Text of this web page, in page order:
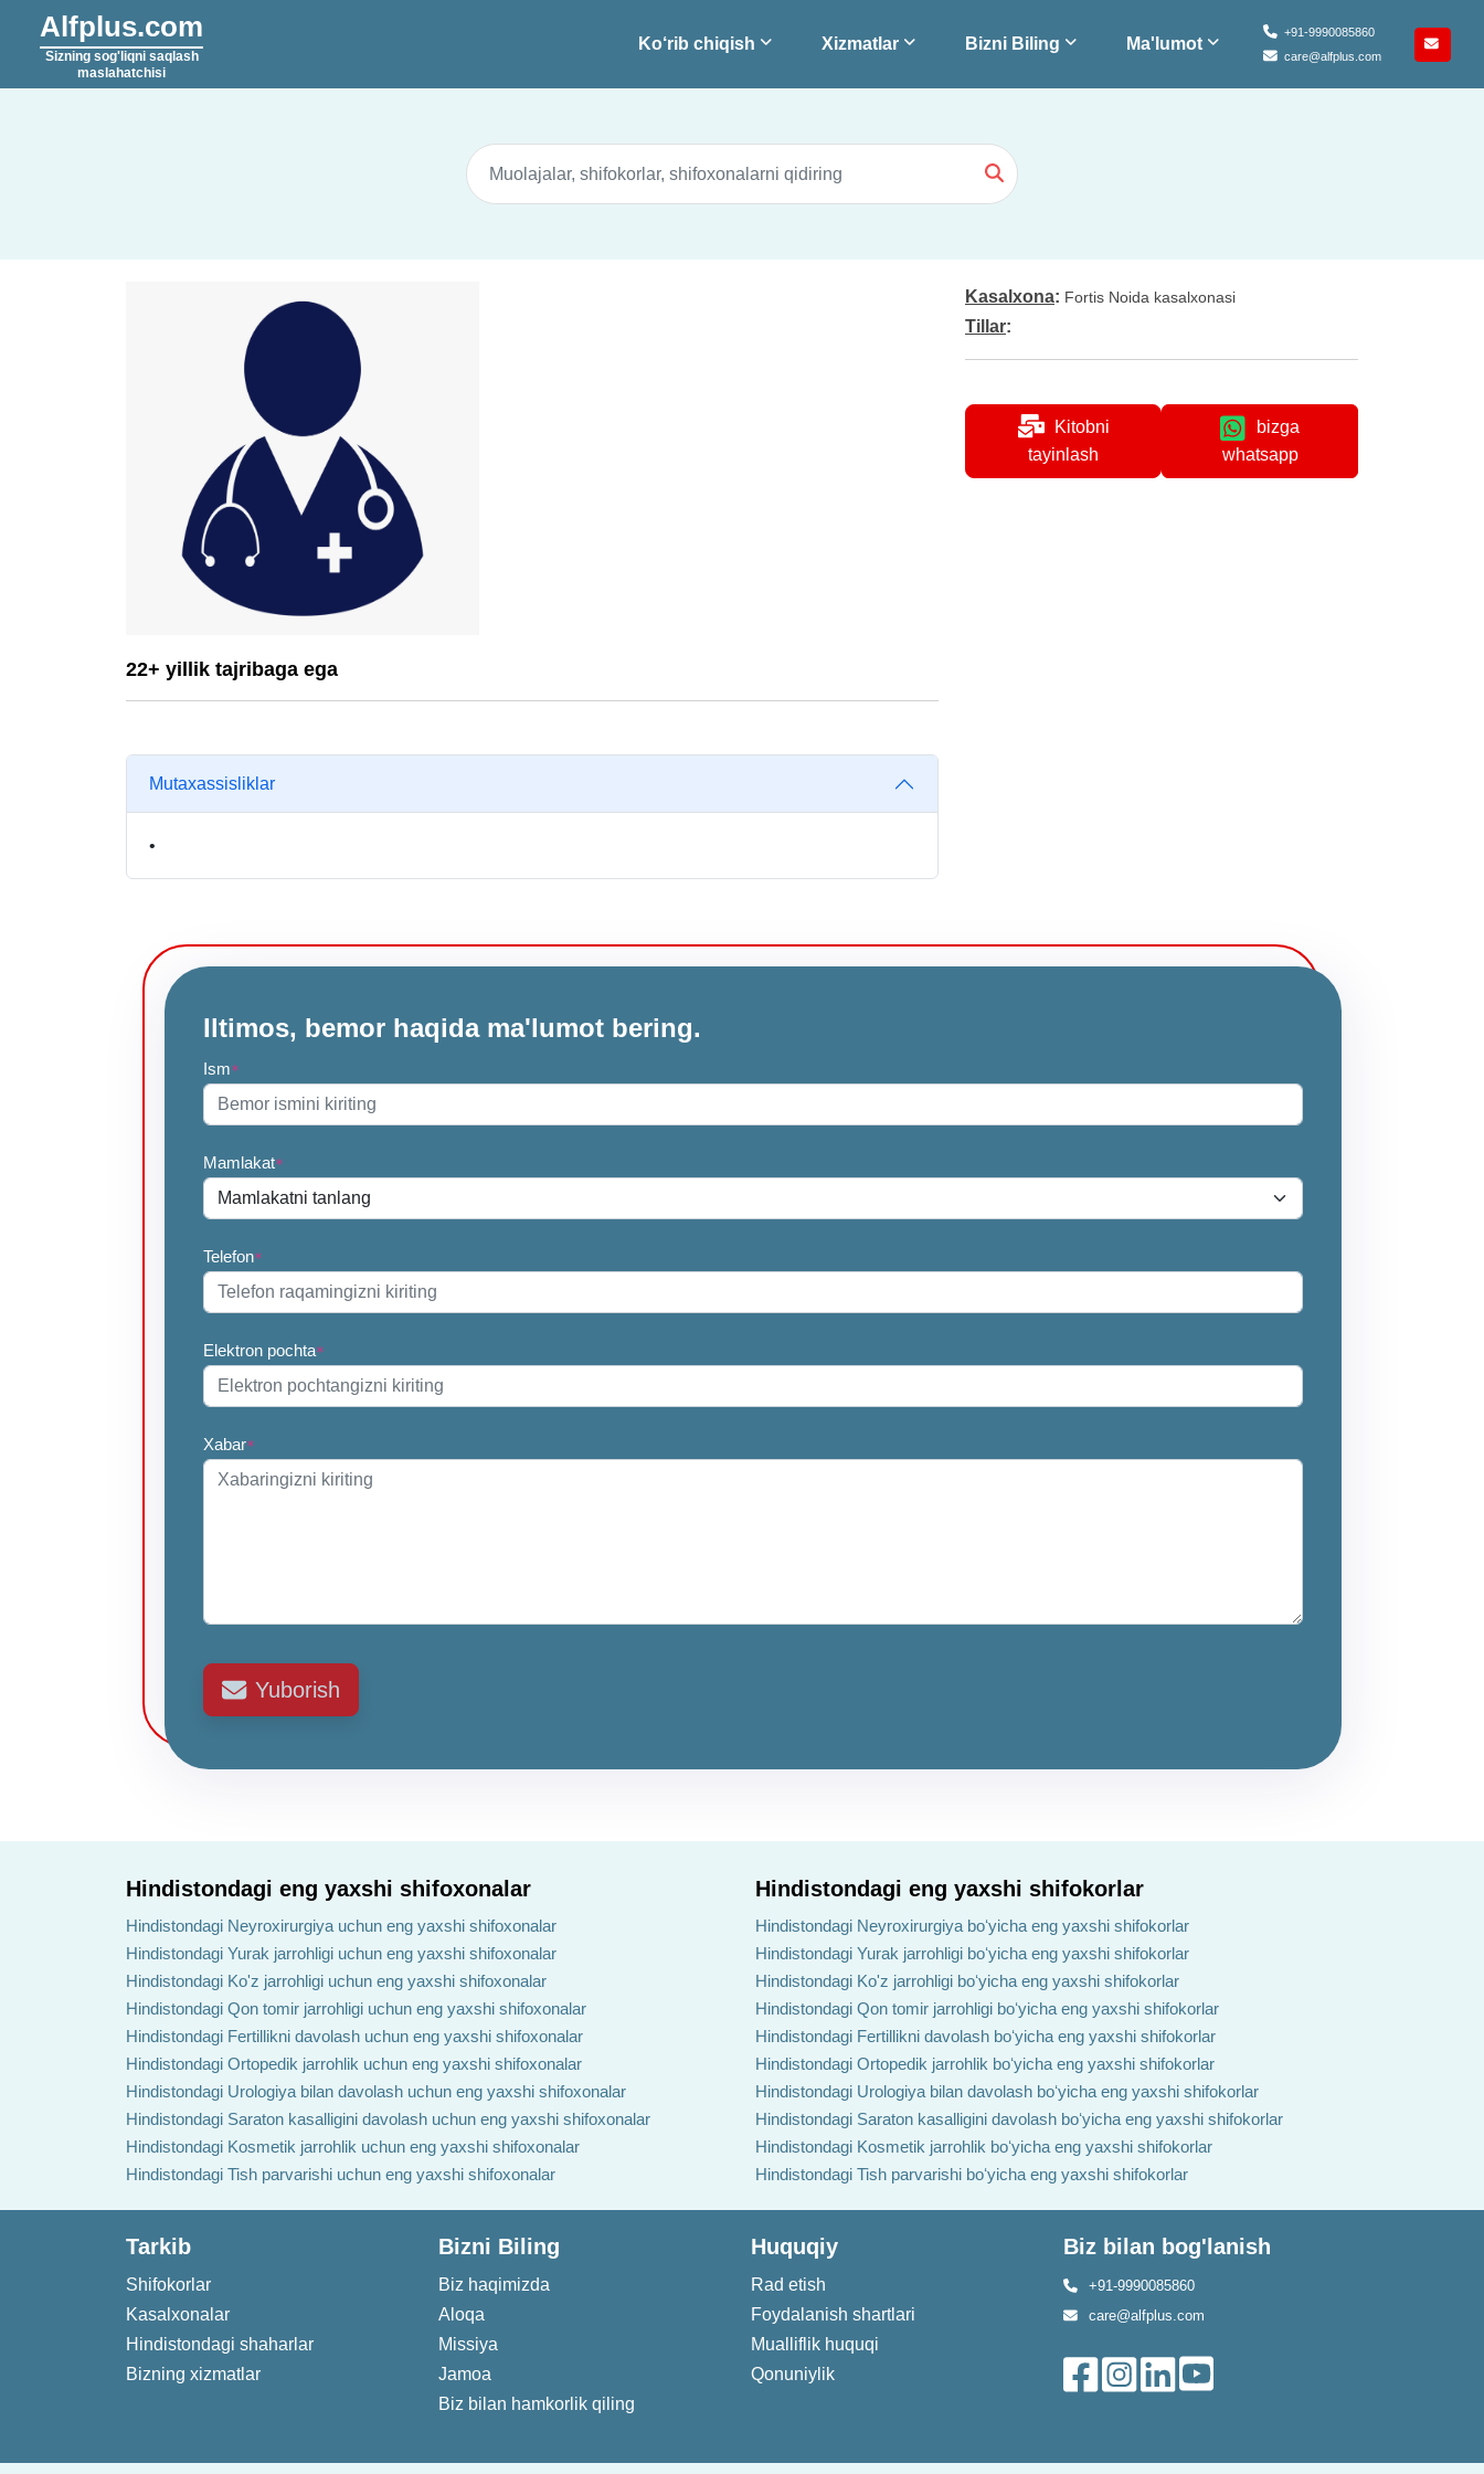
Alfplus.com
Sizning sog'liqni saqlash
maslahatchisi
+91-9990085860
care@alfplus.com
Ko‘rib chiqish Xizmatlar Bizni Biling Ma'lumot
22+ yillik tajribaga ega
Mutaxassisliklar
•
Kasalxona: Fortis Noida kasalxonasi
Tillar:
Kitobni
tayinlash
bizga
whatsapp
Iltimos, bemor haqida ma'lumot bering.
Ism*
Mamlakat*
Telefon*
Elektron pochta*
Xabar*
Yuborish
Hindistondagi eng yaxshi shifoxonalar
Hindistondagi Neyroxirurgiya uchun eng yaxshi shifoxonalar
Hindistondagi Yurak jarrohligi uchun eng yaxshi shifoxonalar
Hindistondagi Ko'z jarrohligi uchun eng yaxshi shifoxonalar
Hindistondagi Qon tomir jarrohligi uchun eng yaxshi shifoxonalar
Hindistondagi Fertillikni davolash uchun eng yaxshi shifoxonalar
Hindistondagi Ortopedik jarrohlik uchun eng yaxshi shifoxonalar
Hindistondagi Urologiya bilan davolash uchun eng yaxshi shifoxonalar
Hindistondagi Saraton kasalligini davolash uchun eng yaxshi shifoxonalar
Hindistondagi Kosmetik jarrohlik uchun eng yaxshi shifoxonalar
Hindistondagi Tish parvarishi uchun eng yaxshi shifoxonalar
Hindistondagi eng yaxshi shifokorlar
Hindistondagi Neyroxirurgiya boʻyicha eng yaxshi shifokorlar
Hindistondagi Yurak jarrohligi boʻyicha eng yaxshi shifokorlar
Hindistondagi Ko'z jarrohligi boʻyicha eng yaxshi shifokorlar
Hindistondagi Qon tomir jarrohligi boʻyicha eng yaxshi shifokorlar
Hindistondagi Fertillikni davolash boʻyicha eng yaxshi shifokorlar
Hindistondagi Ortopedik jarrohlik boʻyicha eng yaxshi shifokorlar
Hindistondagi Urologiya bilan davolash boʻyicha eng yaxshi shifokorlar
Hindistondagi Saraton kasalligini davolash boʻyicha eng yaxshi shifokorlar
Hindistondagi Kosmetik jarrohlik boʻyicha eng yaxshi shifokorlar
Hindistondagi Tish parvarishi boʻyicha eng yaxshi shifokorlar
Tarkib
Shifokorlar
Kasalxonalar
Hindistondagi shaharlar
Bizning xizmatlar
Bizni Biling
Biz haqimizda
Aloqa
Missiya
Jamoa
Biz bilan hamkorlik qiling
Huquqiy
Rad etish
Foydalanish shartlari
Mualliflik huquqi
Qonuniylik
Biz bilan bog'lanish
+91-9990085860
care@alfplus.com